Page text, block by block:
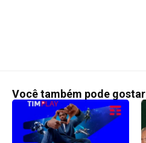
Você também pode gostar